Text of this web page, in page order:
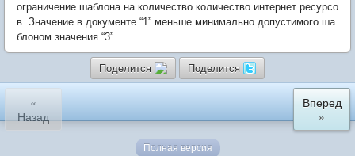
ограничение шаблона на количество количество интернет ресурсо
в. Значение в документе “1” меньше минимально допустимого ша
блоном значения “3”.
Поделится Поделится
«
Назад
Вперед
»
Полная версия